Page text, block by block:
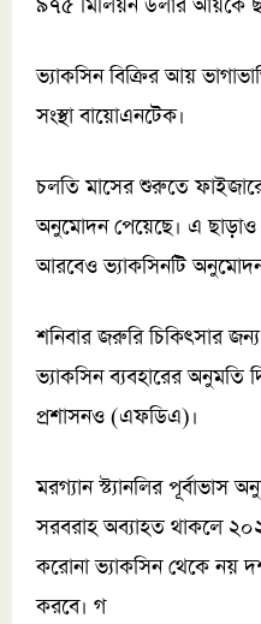
৯৭৫ মিলিয়ন ডলার আয়কে
ভ্যাকসিন বিক্রির আয়
সংস্থা বায়োএনটেক।
চলতি মাসের শুরুতে
অনুমোদন পেয়েছে। এ ছাড়াও
আরবেও ভ্যাকসিনটি
শনিবার জরুরি চিকিৎসার
ভ্যাকসিন ব্যবহারের অনুমতি
প্রশাসনও (এফডিএ)।
মরগ্যান স্ট্যানলির পূর্বাভাস
সরবরাহ অব্যাহত থাকলে
করোনা ভ্যাকসিন থেকে নয়
করবে। গ